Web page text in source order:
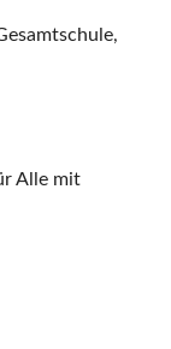
Alle mit